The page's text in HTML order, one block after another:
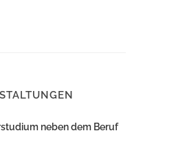
neben dem Beruf